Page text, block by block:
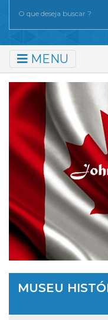
MENU
MUSEU